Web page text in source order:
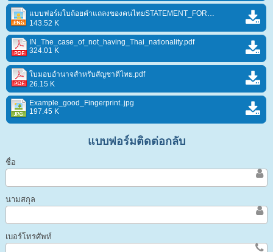
แบบฟอร์มใบถ้อยคำแถลงของคนไทยSTATEMENT_FORM_FOR_THAI_PEOPLE.png
143.52 K
IN_The_case_of_not_having_Thai_nationality.pdf
324.01 K
ใบมอบอำนาจสำหรับสัญชาติไทย.pdf
26.15 K
Example_good_Fingerprint..jpg
197.45 K
แบบฟอร์มติดต่อกลับ
ชื่อ
นามสกุล
เบอร์โทรศัพท์